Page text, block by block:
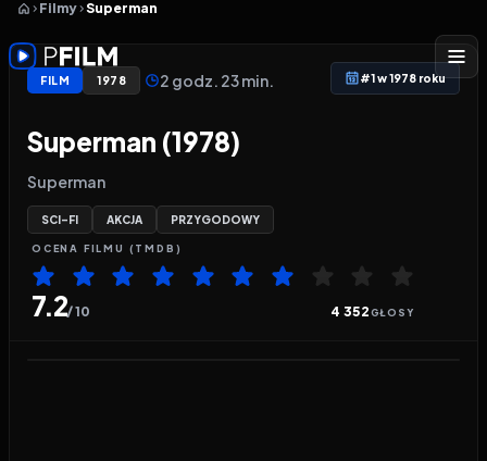
Filmy Superman
FILM 1978 2 godz. 23 min. #1 w 1978 roku
Superman (1978)
Superman
SCI-FI AKCJA PRZYGODOWY
OCENA FILMU (TMDB)
7.2/ 10 4 352GŁOSY